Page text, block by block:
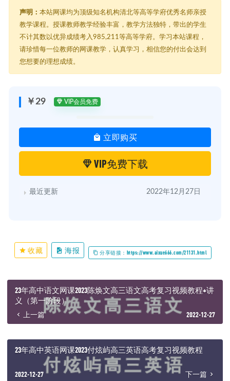
声明： 本站网课均为顶级知名机构清北等高等学府优秀名师亲授
教学课程。授课教师教学经验丰富，教学方法独特，带出的学生
不计其数以优异成绩考入985,211等高等学府。学习本站课程，
请珍惜每一位教师的网课教学，认真学习，相信您的付出会达到
您想要的理想成绩。
￥29 VIP会员免费
立即购买
VIP免费下载
最近更新 2022年12月27日
收藏 海报 分享链接：https://www.aixue666.com/21131.html
23年高中语文网课2023陈焕文高三语文高考复习视频教程+讲
义（第一阶段）
上一篇 2022-12-27
23年高中英语网课2023付炫屿高三英语高考复习视频教程
2022-12-27 下一篇